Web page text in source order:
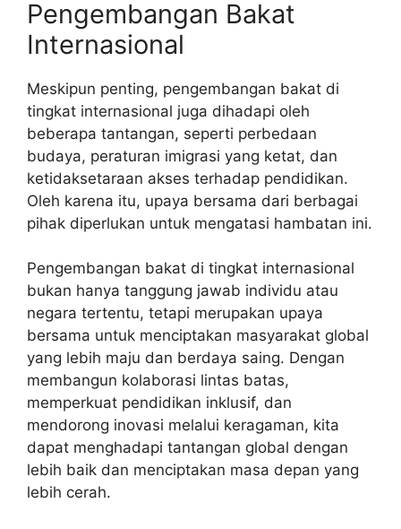
Pengembangan Bakat
Internasional
Meskipun penting, pengembangan bakat di
tingkat internasional juga dihadapi oleh
beberapa tantangan, seperti perbedaan
budaya, peraturan imigrasi yang ketat, dan
ketidaksetaraan akses terhadap pendidikan.
Oleh karena itu, upaya bersama dari berbagai
pihak diperlukan untuk mengatasi hambatan ini.
Pengembangan bakat di tingkat internasional
bukan hanya tanggung jawab individu atau
negara tertentu, tetapi merupakan upaya
bersama untuk menciptakan masyarakat global
yang lebih maju dan berdaya saing. Dengan
membangun kolaborasi lintas batas,
memperkuat pendidikan inklusif, dan
mendorong inovasi melalui keragaman, kita
dapat menghadapi tantangan global dengan
lebih baik dan menciptakan masa depan yang
lebih cerah.